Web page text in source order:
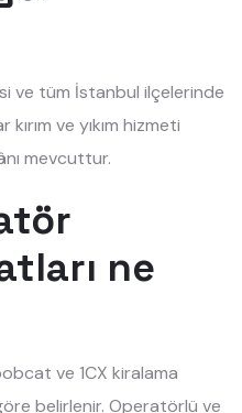
ve tüm İstanbul ilçelerinde
ve yıkım hizmeti
mevcuttur.
ne
ve 1CX kiralama
belirlenir. Operatörlü ve